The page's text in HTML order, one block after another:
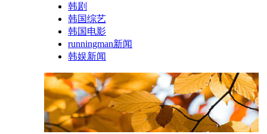
韩剧
韩国综艺
韩国电影
runningman新闻
韩娱新闻